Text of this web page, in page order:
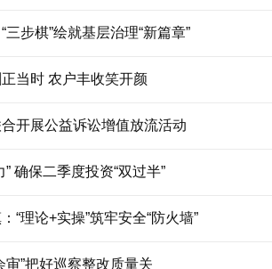
三步棋”绘就基层治理“新篇章”
当时 农户丰收笑开颜
开展公益诉讼增值放流活动
确保二季度投资“双过半”
“理论+实操”筑牢安全“防火墙”
审”把好巡察整改质量关